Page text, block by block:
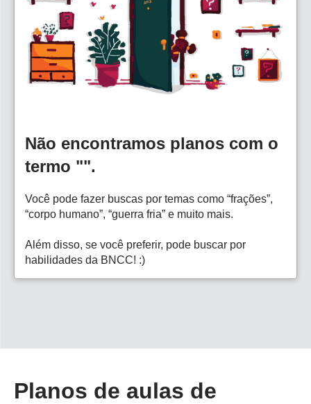
Não encontramos planos com o
termo "".
Você pode fazer buscas por temas como “frações”,
“corpo humano”, “guerra fria” e muito mais.
Além disso, se você preferir, pode buscar por
habilidades da BNCC! :)
Planos de aulas de